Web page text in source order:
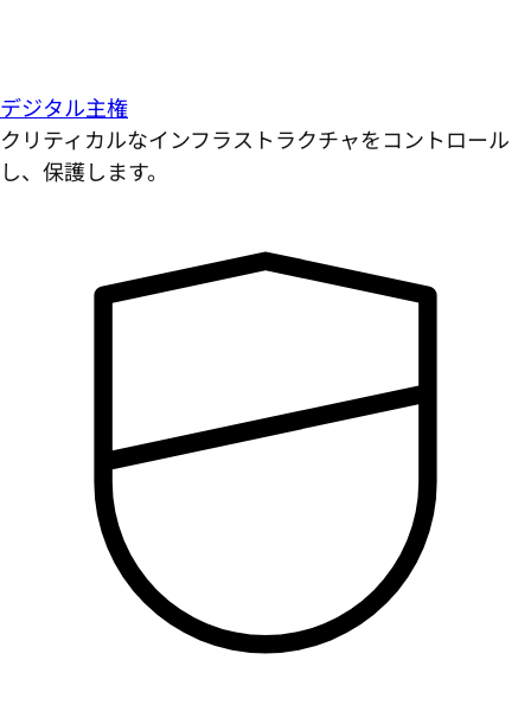
デジタル主権
クリティカルなインフラストラクチャをコントロール
し、保護します。